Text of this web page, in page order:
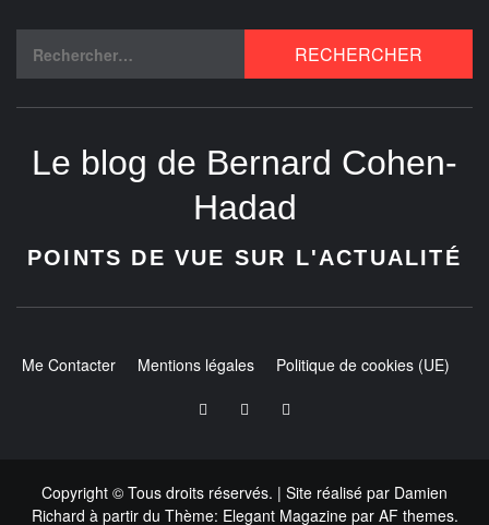
Le blog de Bernard Cohen-
Hadad
POINTS DE VUE SUR L'ACTUALITÉ
Me Contacter Mentions légales Politique de cookies (UE)
Copyright © Tous droits réservés. | Site réalisé par Damien
Richard à partir du Thème: Elegant Magazinepar AF themes.